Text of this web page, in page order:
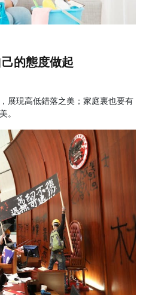
的態度做起
展現高低錯落之美；家庭裏也要有
。